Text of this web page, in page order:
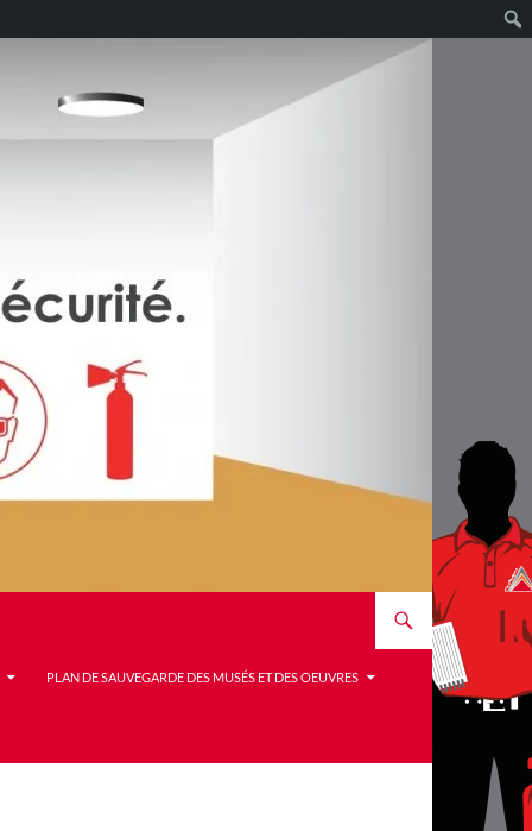
PLAN DE SAUVEGARDE DES MUSÉS ET DES OEUVRES